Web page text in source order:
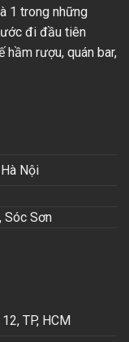
1 trong những
đi đầu tiên
rượu, quán bar,
Nội
Sóc Sơn
TP, HCM